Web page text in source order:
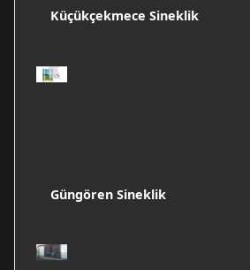
Küçükçekmece Sineklik
Güngören Sineklik